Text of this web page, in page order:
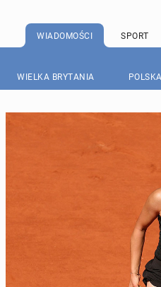
WIADOMOŚCI SPORT
WIELKA BRYTANIA POLSKA